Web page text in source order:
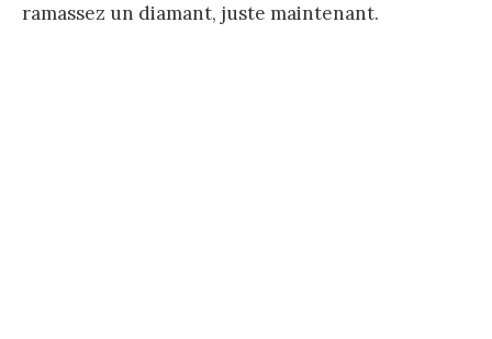
ramassez un diamant, juste maintenant.